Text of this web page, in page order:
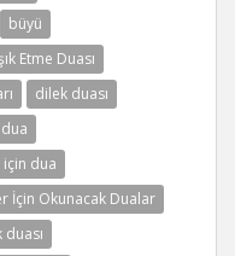
büyü
Etme Duası
dilek duası
dua
İçin Okunacak Dualar